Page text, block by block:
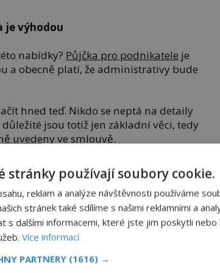
je výhodou
nabídky? Půjčka pro podnikatele je
a obecně platí, že administrativy bude
hned teď. Nikdo se neptá na detaily
jsou totiž jen základní věci, tedy
uvedeny ve smlouvě.
SDÍLEJTE ČLÁNEK
Facebook
stránky používají soubory cookie.
reklam a analýze návštěvnosti používáme
stránek také sdílíme s našimi reklamními a
s dalšími informacemi, které jste jim poskytli
Více informací
PARTNERY (1616) →